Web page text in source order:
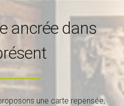
ancrée dans
une carte repensée,